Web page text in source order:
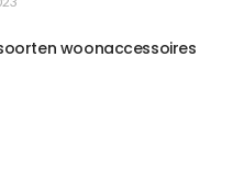
woonaccessoires